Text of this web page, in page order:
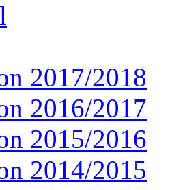
2017/2018
2016/2017
2015/2016
2014/2015